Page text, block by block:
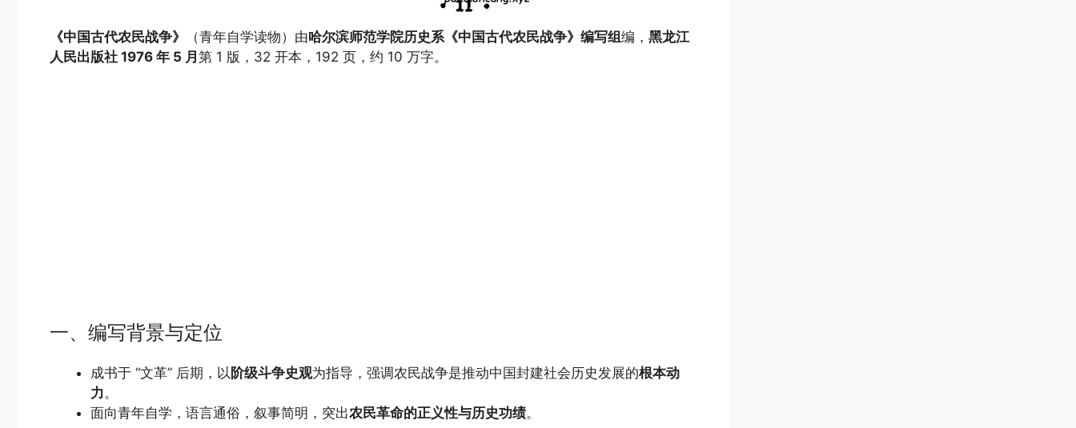
《中国古代农民战争》 （青年自学读物）由哈尔滨师范学院历史系《中国古代农民战争》编写组编， 黑龙江
人民出版社 1976 年 5 月 第 1 版，32 开本，192 页，约 10 万字。
一、编写背景与定位
成书于 “文革” 后期，以阶级斗争史观为指导，强调农民战争是推动中国封建社会历史发展的根本动
力 。
面向青年自学，语言通俗，叙事简明，突出农民革命的正义性与历史功绩。